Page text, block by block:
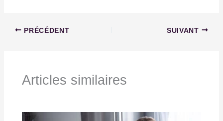
PRÉCÉDENT SUIVANT
Articles similaires